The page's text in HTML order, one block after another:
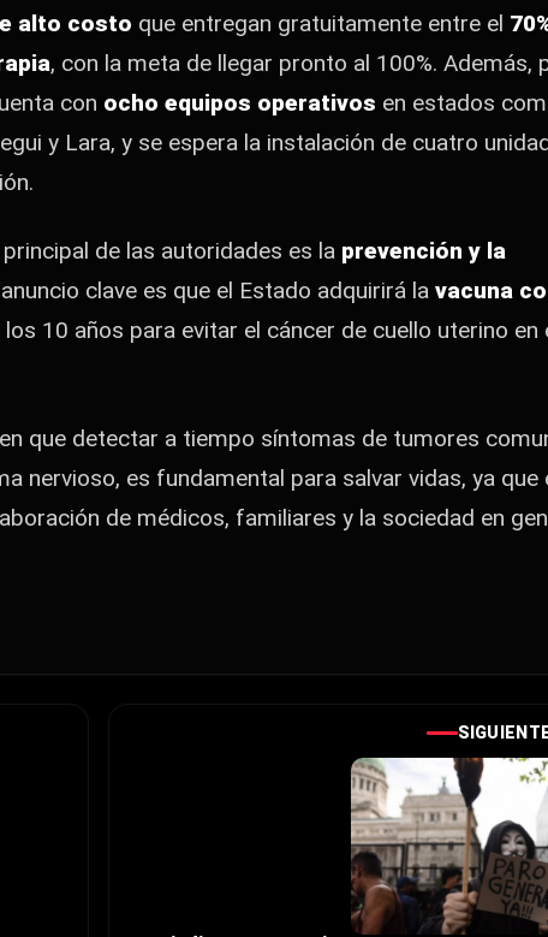
alto costo que entregan gratuitamente entre el
, con la meta de llegar pronto al 100%. Además,
con ocho equipos operativos en estados
y Lara, y se espera la instalación de cuatro
de las autoridades es la prevención y la
clave es que el Estado adquirirá la vacuna
10 años para evitar el cáncer de cuello uterino en
que detectar a tiempo síntomas de tumores
nervioso, es fundamental para salvar vidas, ya que
de médicos, familiares y la sociedad en